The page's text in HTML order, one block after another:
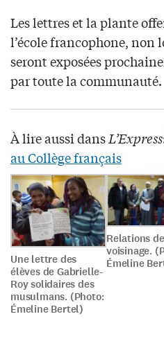
Les lettres et la plante
l’école francophone, non
seront exposées
par toute la communauté.
À lire aussi dansL’Express
au Collège français
Une lettre des
élèves de Gabrielle-
Roy solidaires des
musulmans. (Photo:
Émeline Bertel)
Relations
voisinage.
Émeline